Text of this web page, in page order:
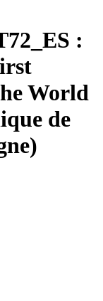
:
World
de